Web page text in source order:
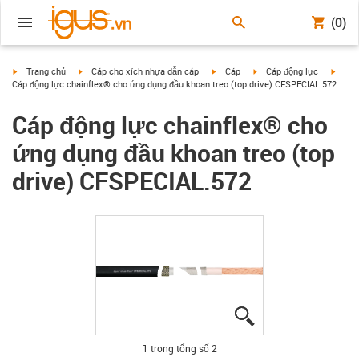
(0)
igus-icon-arrow-right
Trang chủ igus-icon-arrow-right
Cáp cho xích nhựa dẫn cáp igus-icon-arrow-right
Cáp igus-icon-arrow-right
Cáp động lực
igus-
Cáp động lực chainflex® cho ứng dụng đầu khoan treo (top drive) CFSPECIAL.572
Cáp động lực chainflex® cho
ứng dụng đầu khoan treo (top
drive) CFSPECIAL.572
1 trong tổng số 2